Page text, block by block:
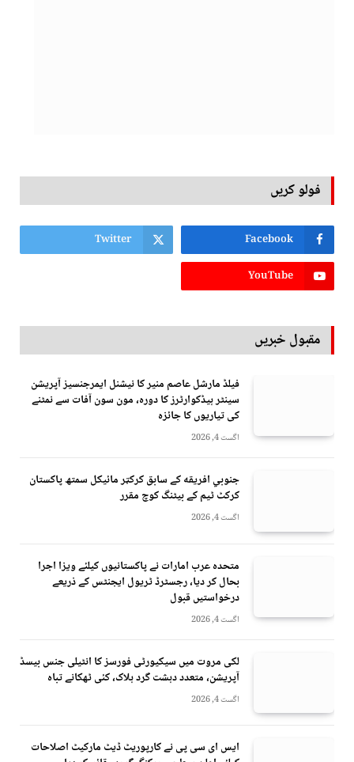
فولو کریں
Facebook
Twitter
YouTube
مقبول خبریں
فیلڈ مارشل عاصم منیر کا نیشنل ایمرجنسیز آپریشن
سینٹر ہیڈکوارٹرز کا دورہ، مون سون آفات سے نمٹنے
کی تیاریوں کا جائزہ
اگست 4, 2026
جنوبي افريقه کے سابق کرکټر مائیکل سمتھ پاکستان
کرکٹ ٹیم کے بیٹنگ کوچ مقرر
اگست 4, 2026
متحدہ عرب امارات نے پاکستانیوں کیلئے ویزا اجرا
بحال کر دیا، رجسٹرڈ ٹریول ایجنٹس کے ذریعے
درخواستیں قبول
اگست 4, 2026
لکی مروت میں سیکیورٹی فورسز کا انٹیلی جنس بیسڈ
آپریشن، متعدد دہشت گرد ہلاک، کئی ٹھکانے تباہ
اگست 4, 2026
ایس ای سی پی نے کارپوریٹ ڈیٹ مارکیٹ اصلاحات